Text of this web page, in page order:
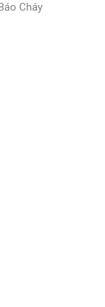
Cháy